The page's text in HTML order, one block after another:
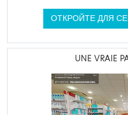
ОТКРОЙТЕ ДЛЯ
UNE VRAIE